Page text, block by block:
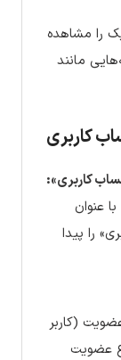
را مشاهده
مانند
کاربری
کاربری»:
عنوان
را پیدا
(کاربر
عضویت